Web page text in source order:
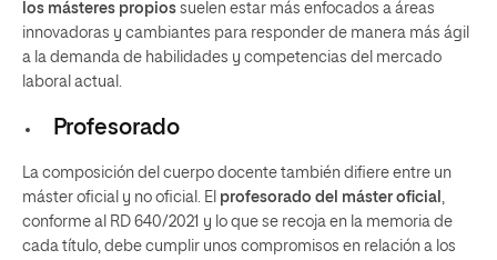
los másteres propios suelen estar más enfocados a áreas
innovadoras y cambiantes para responder de manera más ágil
a la demanda de habilidades y competencias del mercado
laboral actual.
Profesorado
La composición del cuerpo docente también difiere entre un
máster oficial y no oficial. El profesorado del máster oficial ,
conforme al RD 640/2021 y lo que se recoja en la memoria de
cada título, debe cumplir unos compromisos en relación a los